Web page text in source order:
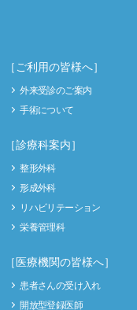
［ご利用の皆様へ］
外来受診のご案内
手術について
［診療科案内］
整形外科
形成外科
リハビリテーション
栄養管理科
［医療機関の皆様へ］
患者さんの受け入れ
開放型登録医師